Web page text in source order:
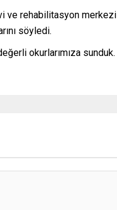
ve rehabilitasyon merkezi
söyledi.
okurlarımıza sunduk.